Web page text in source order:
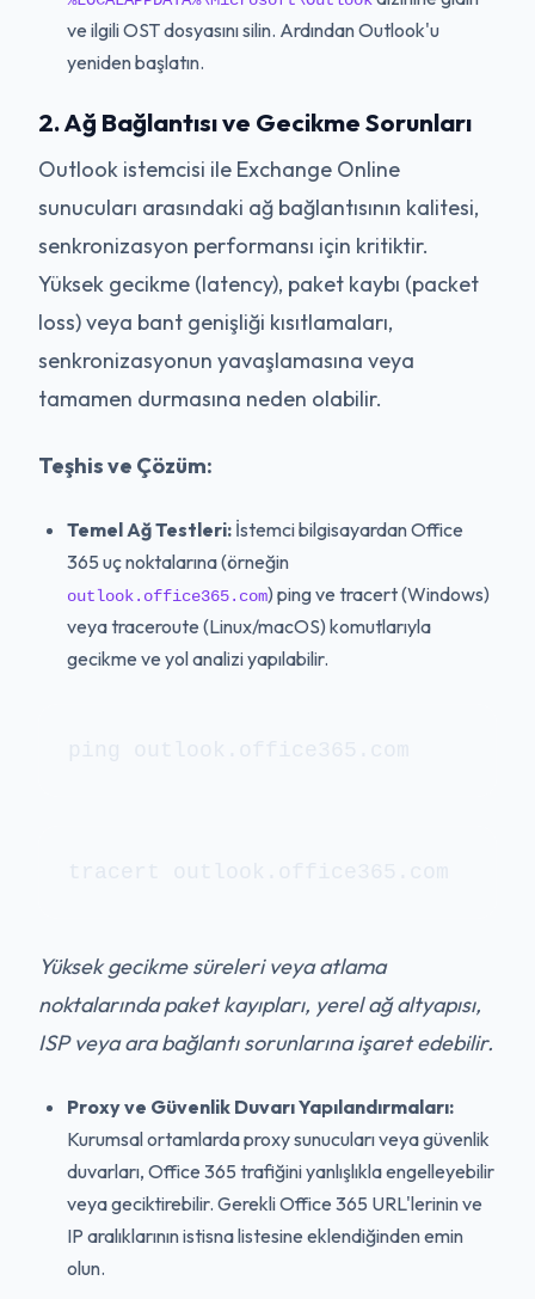
ve ilgili OST dosyasını silin. Ardından Outlook'u
yeniden başlatın.
2. Ağ Bağlantısı ve Gecikme Sorunları
Outlook istemcisi ile Exchange Online
sunucuları arasındaki ağ bağlantısının kalitesi,
senkronizasyon performansı için kritiktir.
Yüksek gecikme (latency), paket kaybı (packet
loss) veya bant genişliği kısıtlamaları,
senkronizasyonun yavaşlamasına veya
tamamen durmasına neden olabilir.
Teşhis ve Çözüm:
Temel Ağ Testleri: İstemci bilgisayardan Office
365 uç noktalarına (örneğin
outlook.office365.com) ping ve tracert (Windows)
veya traceroute (Linux/macOS) komutlarıyla
gecikme ve yol analizi yapılabilir.
Yüksek gecikme süreleri veya atlama
noktalarında paket kayıpları, yerel ağ altyapısı,
ISP veya ara bağlantı sorunlarına işaret edebilir.
Proxy ve Güvenlik Duvarı Yapılandırmaları:
Kurumsal ortamlarda proxy sunucuları veya güvenlik
duvarları, Office 365 trafiğini yanlışlıkla engelleyebilir
veya geciktirebilir. Gerekli Office 365 URL'lerinin ve
IP aralıklarının istisna listesine eklendiğinden emin
olun.